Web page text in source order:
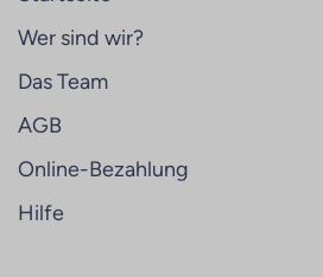
Wer sind wir?
Das Team
AGB
Online-Bezahlung
Hilfe